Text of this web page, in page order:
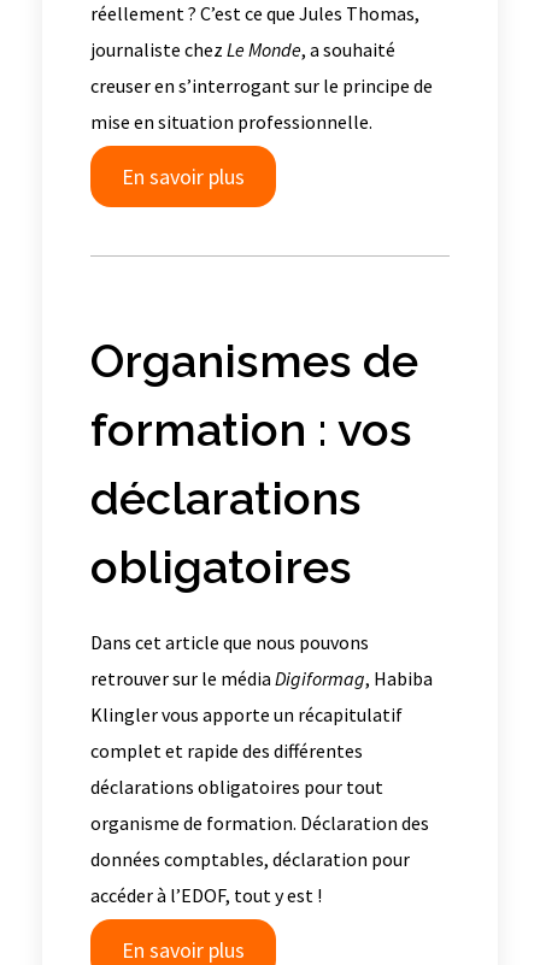
réellement ? C’est ce que Jules Thomas,
journaliste chez Le Monde, a souhaité
creuser en s’interrogant sur le principe de
mise en situation professionnelle.
En savoir plus
Organismes de
formation : vos
déclarations
obligatoires
Dans cet article que nous pouvons
retrouver sur le média Digiformag, Habiba
Klingler vous apporte un récapitulatif
complet et rapide des différentes
déclarations obligatoires pour tout
organisme de formation. Déclaration des
données comptables, déclaration pour
accéder à l’EDOF, tout y est !
En savoir plus